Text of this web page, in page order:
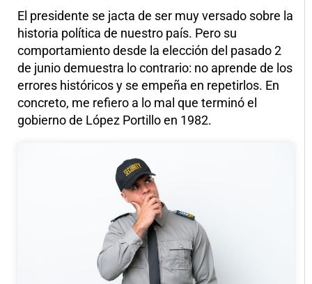
El presidente se jacta de ser muy versado sobre la
historia política de nuestro país. Pero su
comportamiento desde la elección del pasado 2
de junio demuestra lo contrario: no aprende de los
errores históricos y se empeña en repetirlos. En
concreto, me refiero a lo mal que terminó el
gobierno de López Portillo en 1982.